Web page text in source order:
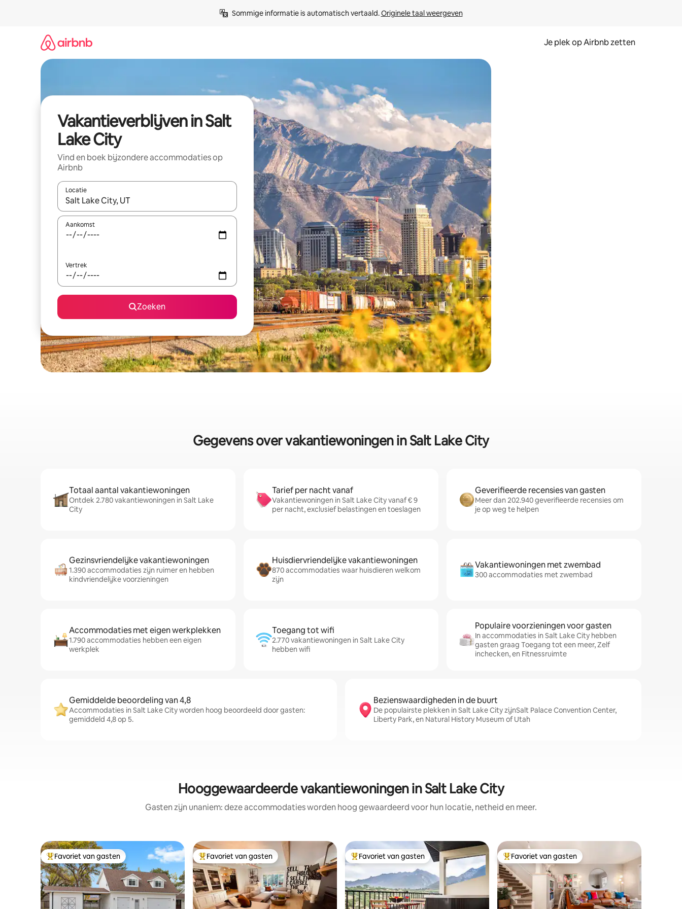
Sommige informatie is automatisch vertaald. Originele taal weergeven
Je plek op Airbnb zetten
Vakantieverblijven in Salt
Lake City
Vind en boek bijzondere accommodaties op
Airbnb
Locatie
Wanneer er resultaten beschikbaar zijn, maak je een keuze met je de pijltjestoetsen omhoog en omlaag, óf door te tikken of swipen.
Aankomst
Vertrek
Zoeken
Gegevens over vakantiewoningen in Salt Lake City
Totaal aantal vakantiewoningen
Ontdek 2.780 vakantiewoningen in Salt Lake
City
Tarief per nacht vanaf
Vakantiewoningen in Salt Lake City vanaf € 9
per nacht, exclusief belastingen en toeslagen
Geverifieerde recensies van gasten
Meer dan 202.940 geverifieerde recensies om
je op weg te helpen
Gezinsvriendelijke vakantiewoningen
1.390 accommodaties zijn ruimer en hebben
kindvriendelijke voorzieningen
Huisdiervriendelijke vakantiewoningen
870 accommodaties waar huisdieren welkom
zijn
Vakantiewoningen met zwembad
300 accommodaties met zwembad
Accommodaties met eigen werkplekken
1.790 accommodaties hebben een eigen
werkplek
Toegang tot wifi
2.770 vakantiewoningen in Salt Lake City
hebben wifi
Populaire voorzieningen voor gasten
In accommodaties in Salt Lake City hebben
gasten graag Toegang tot een meer, Zelf
inchecken, en Fitnessruimte
Gemiddelde beoordeling van 4,8
Accommodaties in Salt Lake City worden hoog beoordeeld door gasten:
gemiddeld 4,8 op 5.
Bezienswaardigheden in de buurt
De populairste plekken in Salt Lake City zijnSalt Palace Convention Center,
Liberty Park, en Natural History Museum of Utah
Hooggewaardeerde vakantiewoningen in Salt Lake City
Gasten zijn unaniem: deze accommodaties worden hoog gewaardeerd voor hun locatie, netheid en meer.
Topfavoriet van gasten
Favoriet van gasten Topfavoriet van gasten
Favoriet van gasten Topfavoriet van gasten
Favoriet van gasten Topfavoriet van gasten
Favoriet van gasten